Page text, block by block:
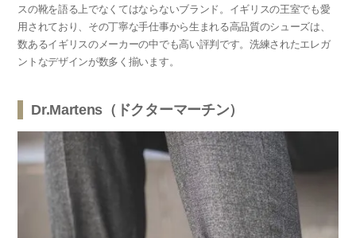
スの靴を語る上でなくてはならないブランド。イギリスの王室でも愛
用されており、その丁寧な手仕事から生まれる高品質のシューズは、
数あるイギリスのメーカーの中でも高い評判です。洗練されたエレガ
ントなデザインが数多く揃います。
Dr.Martens（ドクターマーチン）